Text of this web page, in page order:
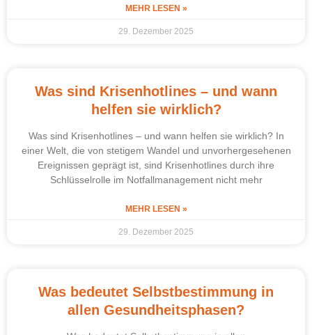
MEHR LESEN »
29. Dezember 2025
Was sind Krisenhotlines – und wann
helfen sie wirklich?
Was sind Krisenhotlines – und wann helfen sie wirklich? In
einer Welt, die von stetigem Wandel und unvorhergesehenen
Ereignissen geprägt ist, sind Krisenhotlines durch ihre
Schlüsselrolle im Notfallmanagement nicht mehr
MEHR LESEN »
29. Dezember 2025
Was bedeutet Selbstbestimmung in
allen Gesundheitsphasen?